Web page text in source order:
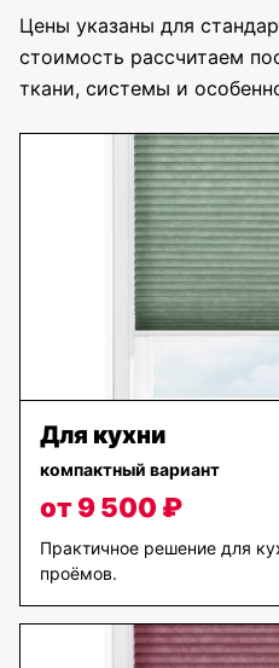
Цены указаны для
стоимость рассчитаем
ткани, системы и
Для кухни
компактный вариант
от 9 500 ₽
Практичное решение для
проёмов.